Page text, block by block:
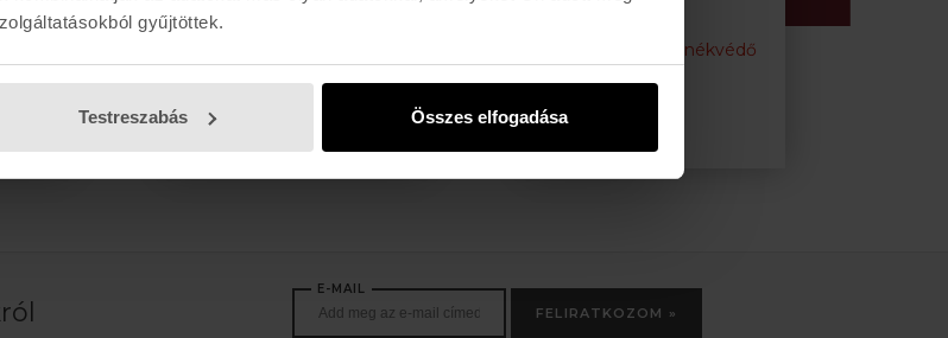
gyűjtöttek.
Testreszabás Összes elfogadása
»
Fenékvédő
»
E-MAIL
FELIRATKOZOM »